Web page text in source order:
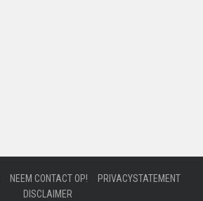
NEEM CONTACT OP!
PRIVACYSTATEMENT
DISCLAIMER